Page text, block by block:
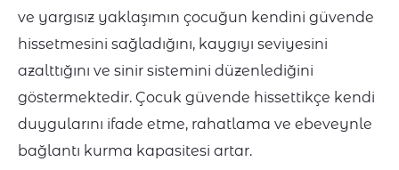
ve yargısız yaklaşımın çocuğun kendini güvende
hissetmesini sağladığını, kaygıyı seviyesini
azalttığını ve sinir sistemini düzenlediğini
göstermektedir. Çocuk güvende hissettikçe kendi
duygularını ifade etme, rahatlama ve ebeveynle
bağlantı kurma kapasitesi artar.